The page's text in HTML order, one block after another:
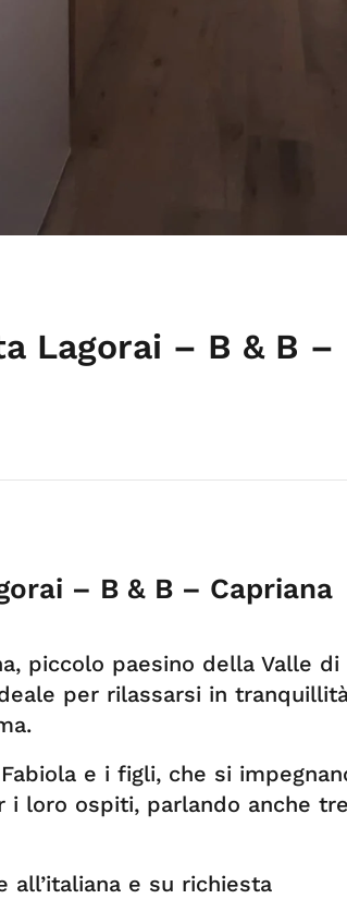
Lagorai – B & B –
– B & B – Capriana
piccolo paesino della Valle di
per rilassarsi in
e i figli, che si
i loro ospiti, parlando anche tre
all’italiana e su richiesta